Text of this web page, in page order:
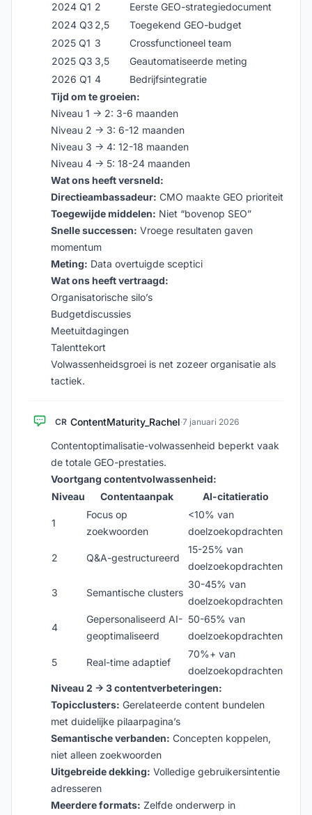
2024 Q1 2
Eerste GEO-strategiedocument
2024 Q3 2,5
Toegekend GEO-budget
2025 Q1 3
Crossfunctioneel team
2025 Q3 3,5
Geautomatiseerde meting
2026 Q1 4
Bedrijfsintegratie
Tijd om te groeien:
Niveau 1 → 2: 3-6 maanden
Niveau 2 → 3: 6-12 maanden
Niveau 3 → 4: 12-18 maanden
Niveau 4 → 5: 18-24 maanden
Wat ons heeft versneld:
Directieambassadeur: CMO maakte GEO prioriteit
Toegewijde middelen: Niet “bovenop SEO”
Snelle successen: Vroege resultaten gaven
momentum
Meting: Data overtuigde sceptici
Wat ons heeft vertraagd:
Organisatorische silo’s
Budgetdiscussies
Meetuitdagingen
Talenttekort
Volwassenheidsgroei is net zozeer organisatie als
tactiek.
CR ContentMaturity_Rachel·7 januari 2026
Contentoptimalisatie-volwassenheid beperkt vaak
de totale GEO-prestaties.
Voortgang contentvolwassenheid:
Niveau
Contentaanpak AI-citatieratio
1
Focus op
zoekwoorden
<10% van
doelzoekopdrachten
2 Q&A-gestructureerd
15-25% van
doelzoekopdrachten
3 Semantische clusters
30-45% van
doelzoekopdrachten
4
Gepersonaliseerd AI-
geoptimaliseerd
50-65% van
doelzoekopdrachten
5 Real-time adaptief
70%+ van
doelzoekopdrachten
Niveau 2 → 3 contentverbeteringen:
Topicclusters: Gerelateerde content bundelen
met duidelijke pilaarpagina’s
Semantische verbanden: Concepten koppelen,
niet alleen zoekwoorden
Uitgebreide dekking: Volledige gebruikersintentie
adresseren
Meerdere formats: Zelfde onderwerp in